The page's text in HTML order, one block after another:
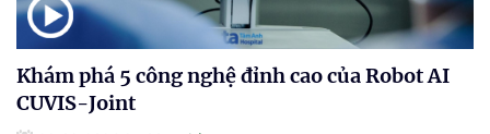
Khám phá 5 công nghệ đỉnh cao của Robot AI
CUVIS-Joint